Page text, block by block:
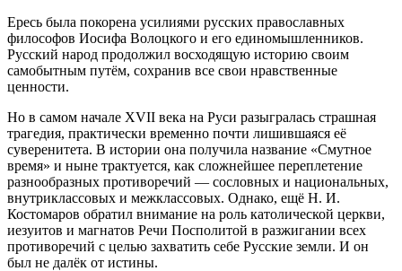
Ересь была покорена усилиями русских православных
философов Иосифа Волоцкого и его единомышленников.
Русский народ продолжил восходящую историю своим
самобытным путём, сохранив все свои нравственные
ценности.
Но в самом начале XVII века на Руси разыгралась страшная
трагедия, практически временно почти лишившаяся её
суверенитета. В истории она получила название «Смутное
время» и ныне трактуется, как сложнейшее переплетение
разнообразных противоречий — сословных и национальных,
внутриклассовых и межклассовых. Однако, ещё Н. И.
Костомаров обратил внимание на роль католической церкви,
иезуитов и магнатов Речи Посполитой в разжигании всех
противоречий с целью захватить себе Русские земли. И он
был не далёк от истины.